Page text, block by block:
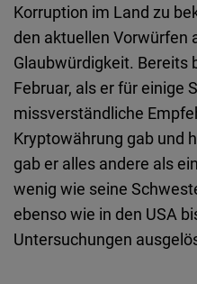
Korruption im Land zu
den aktuellen Vorwürfen
Glaubwürdigkeit. Bereits
Februar, als er für einige
missverständliche
Kryptowährung gab und
gab er alles andere als
wenig wie seine
ebenso wie in den USA
Untersuchungen